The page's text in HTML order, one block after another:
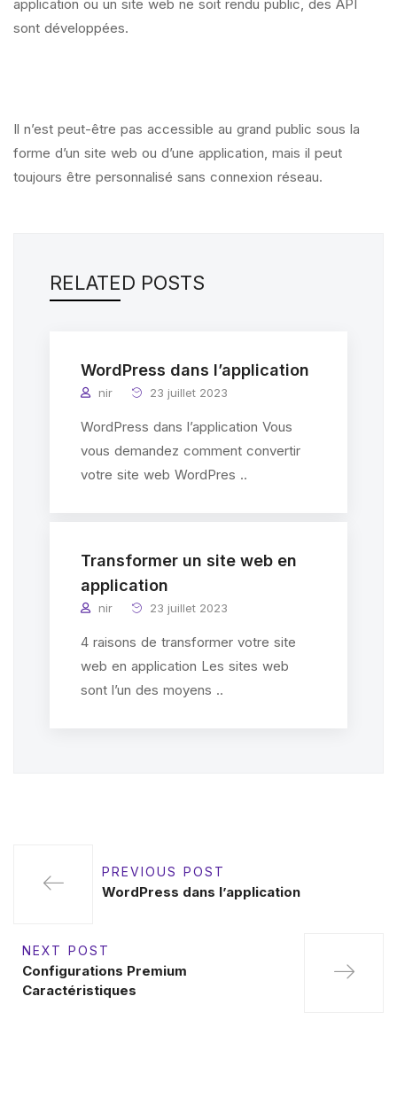
application ou un site web ne soit rendu public, des API
sont développées.
Il n’est peut-être pas accessible au grand public sous la
forme d’un site web ou d’une application, mais il peut
toujours être personnalisé sans connexion réseau.
RELATED POSTS
WordPress dans l’application
nir 23 juillet 2023
WordPress dans l’application Vous
vous demandez comment convertir
votre site web WordPres ..
Transformer un site web en
application
nir 23 juillet 2023
4 raisons de transformer votre site
web en application Les sites web
sont l’un des moyens ..
PREVIOUS POST
WordPress dans l’application
NEXT POST
Configurations Premium
Caractéristiques